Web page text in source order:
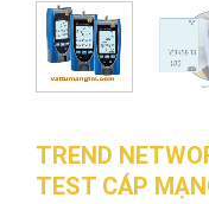
TREND
TEST CÁP